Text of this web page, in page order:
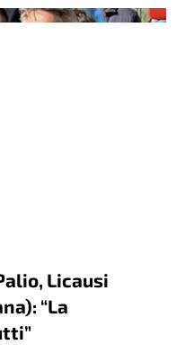
Licausi
“La